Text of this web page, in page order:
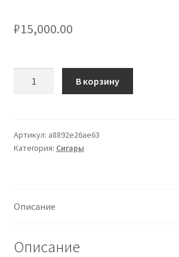
₽15,000.00
25
Zigarren
В корзину
Артикул: a8892e26ae63
Категория: Сигары
Описание
Описание